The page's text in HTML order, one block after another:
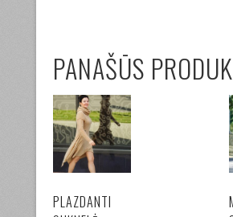
PANAŠŪS
PLAZDANTI